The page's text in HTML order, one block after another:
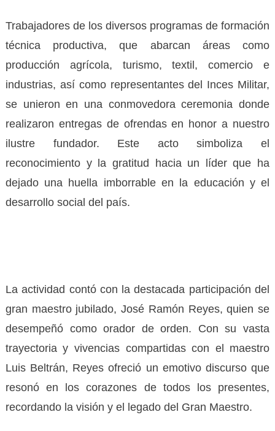
Trabajadores de los diversos programas de formación
técnica productiva, que abarcan áreas como
producción agrícola, turismo, textil, comercio e
industrias, así como representantes del Inces Militar,
se unieron en una conmovedora ceremonia donde
realizaron entregas de ofrendas en honor a nuestro
ilustre fundador. Este acto simboliza el
reconocimiento y la gratitud hacia un líder que ha
dejado una huella imborrable en la educación y el
desarrollo social del país.
La actividad contó con la destacada participación del
gran maestro jubilado, José Ramón Reyes, quien se
desempeñó como orador de orden. Con su vasta
trayectoria y vivencias compartidas con el maestro
Luis Beltrán, Reyes ofreció un emotivo discurso que
resonó en los corazones de todos los presentes,
recordando la visión y el legado del Gran Maestro.